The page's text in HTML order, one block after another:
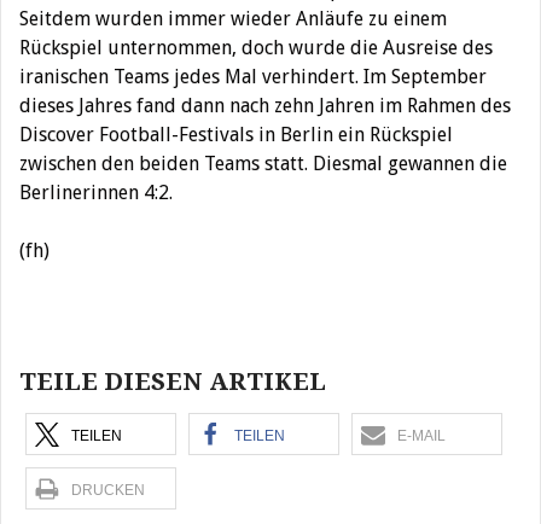
Seitdem wurden immer wieder Anläufe zu einem
Rückspiel unternommen, doch wurde die Ausreise des
iranischen Teams jedes Mal verhindert. Im September
dieses Jahres fand dann nach zehn Jahren im Rahmen des
Discover Football-Festivals in Berlin ein Rückspiel
zwischen den beiden Teams statt. Diesmal gewannen die
Berlinerinnen 4:2.
(fh)
TEILE DIESEN ARTIKEL
TEILEN TEILEN E-MAIL
DRUCKEN